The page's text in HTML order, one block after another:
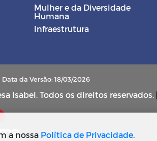
Mulher e da Diversidade
Humana
Infraestrutura
Data da Versão: 18/03/2026
Isabel. Todos os direitos reservados.
a nossa Política de Privacidade.